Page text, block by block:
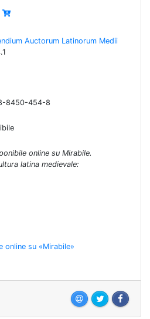
Auctorum Latinorum Medii
8450-454-8
online su Mirabile.
latina medievale:
online su «Mirabile»